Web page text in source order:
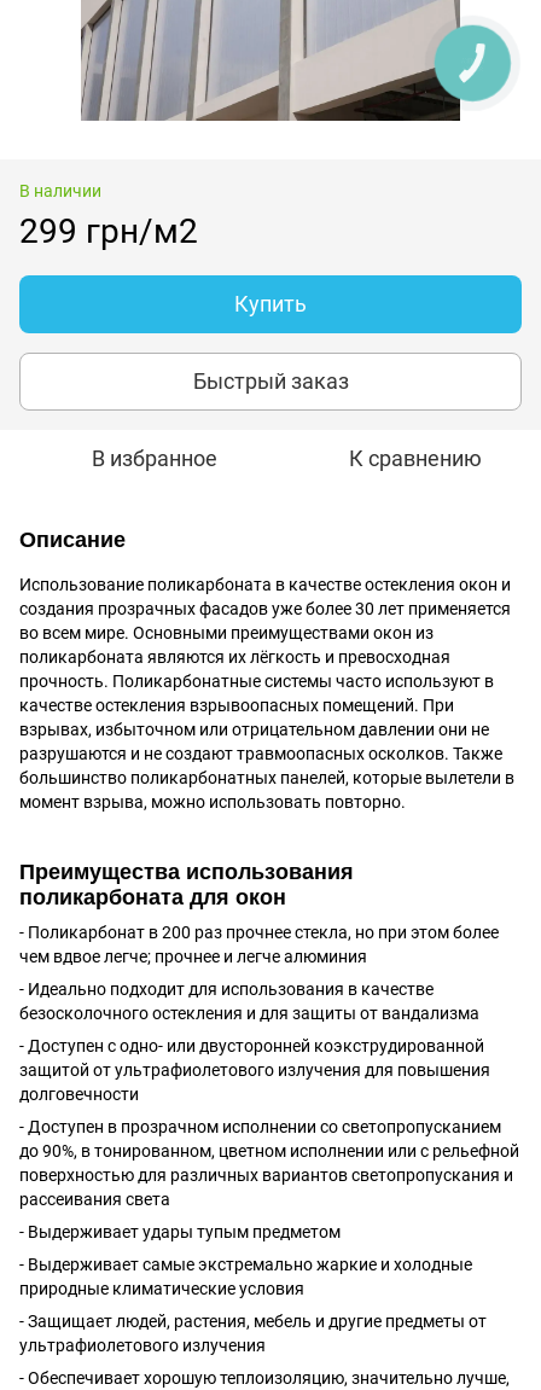
В наличии
299 грн/м2
Купить
Быстрый заказ
В избранное К сравнению
Описание
Использование поликарбоната в качестве остекления окон и
создания прозрачных фасадов уже более 30 лет применяется
во всем мире. Основными преимуществами окон из
поликарбоната являются их лёгкость и превосходная
прочность. Поликарбонатные системы часто используют в
качестве остекления взрывоопасных помещений. При
взрывах, избыточном или отрицательном давлении они не
разрушаются и не создают травмоопасных осколков. Также
большинство поликарбонатных панелей, которые вылетели в
момент взрыва, можно использовать повторно.
Преимущества использования
поликарбоната для окон
- Поликарбонат в 200 раз прочнее стекла, но при этом более
чем вдвое легче; прочнее и легче алюминия
- Идеально подходит для использования в качестве
безосколочного остекления и для защиты от вандализма
- Доступен с одно- или двусторонней коэкструдированной
защитой от ультрафиолетового излучения для повышения
долговечности
- Доступен в прозрачном исполнении со светопропусканием
до 90%, в тонированном, цветном исполнении или с рельефной
поверхностью для различных вариантов светопропускания и
рассеивания света
- Выдерживает удары тупым предметом
- Выдерживает самые экстремально жаркие и холодные
природные климатические условия
- Защищает людей, растения, мебель и другие предметы от
ультрафиолетового излучения
- Обеспечивает хорошую теплоизоляцию, значительно лучше,
КНОПКА
ЗВ'ЯЗКУ